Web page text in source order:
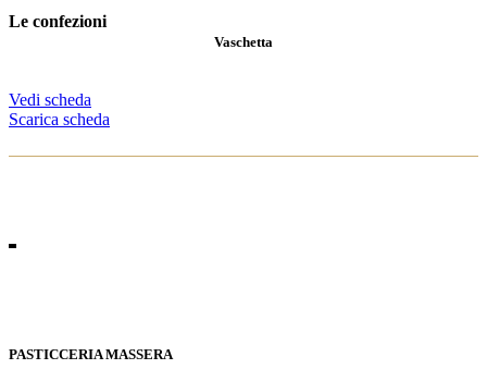
Le confezioni
Vaschetta
Vedi scheda
Scarica scheda
PASTICCERIA MASSERA